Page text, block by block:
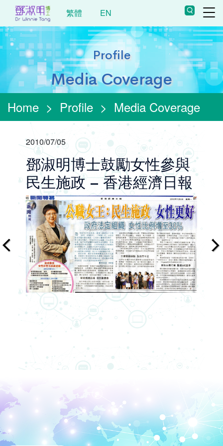
繁體 EN
Profile
Media Coverage
Home > Profile > Media Coverage
2010/07/05
鄧淑明博士鼓勵女性參與
民生施政 – 香港經濟日報